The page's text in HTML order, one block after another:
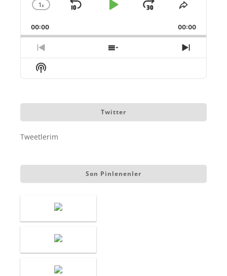
Change
Rate
1x
Skip
Play
Jump
Forward
Share
Episode
00:00 00:00
Previous
Episode
Show
Episodes
Next
Episode
Show
Podcast
Twitter
Tweetlerim
Son Pinlenenler